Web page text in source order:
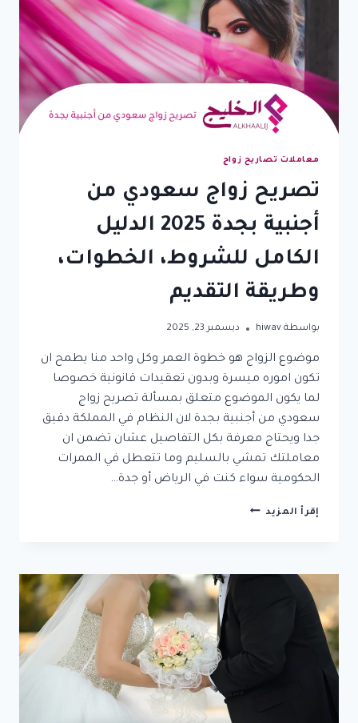
معاملات تصاريح زواج
تصريح زواج سعودي من
أجنبية بجدة 2025 الدليل
الكامل للشروط، الخطوات،
وطريقة التقديم
بواسطة hiwav ديسمبر 23, 2025
موضوع الزواج هو خطوة العمر وكل واحد منا يطمح ان
تكون اموره ميسرة وبدون تعقيدات قانونية خصوصا
لما يكون الموضوع متعلق بمسألة تصريح زواج
سعودي من أجنبية بجدة لان النظام في المملكة دقيق
جدا ويحتاج معرفة بكل التفاصيل عشان تضمن ان
معاملتك تمشي بالسليم وما تتعطل في الممرات
الحكومية سواء كنت في الرياض أو جدة…
إقرأ المزيد تصريح
أجنبية
الدليل
للشروط،
الخطوات،
التقديم